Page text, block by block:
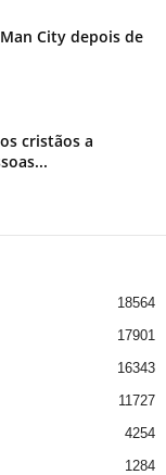
City depois de
cristãos a
18564
17901
16343
11727
4254
1284